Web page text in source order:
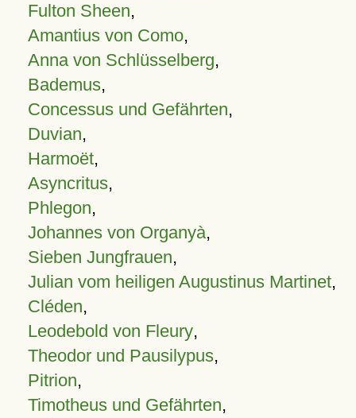
Fulton Sheen,
Amantius von Como,
Anna von Schlüsselberg,
Bademus,
Concessus und Gefährten,
Duvian,
Harmoët,
Asyncritus,
Phlegon,
Johannes von Organyà,
Sieben Jungfrauen,
Julian vom heiligen Augustinus Martinet,
Cléden,
Leodebold von Fleury,
Theodor und Pausilypus,
Pitrion,
Timotheus und Gefährten,